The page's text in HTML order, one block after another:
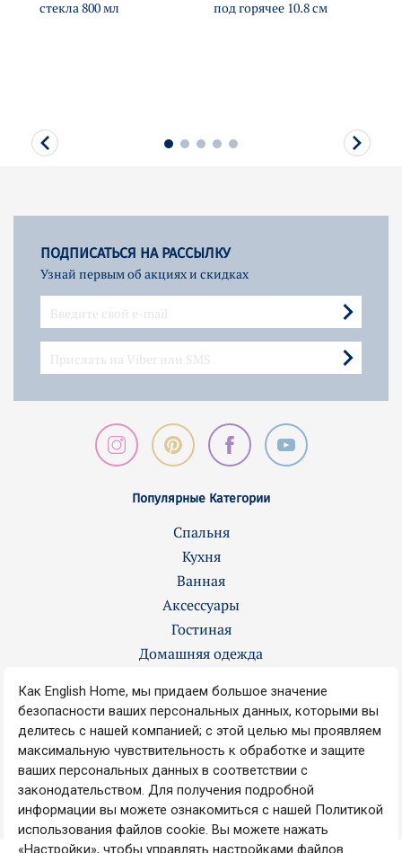
стекла 800 мл
под горячее 10.8 см
ПОДПИСАТЬСЯ НА РАССЫЛКУ
Узнай первым об акциях и скидках
Популярные Категории
Спальня
Кухня
Ванная
Аксессуары
Гостиная
Домашняя одежда
Контакты
О нас
Вакансии
Наши магазины